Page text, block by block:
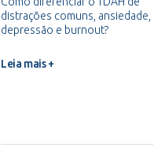
distrações comuns, ansiedade,
depressão e burnout?
Leia mais +